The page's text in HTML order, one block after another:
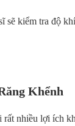
sẽ kiểm tra độ
Khểnh
rất nhiều lợi ích